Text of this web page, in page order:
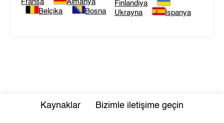
Fransa
Almanya
Belçika
Bosna
Finlandiya
Ukrayna
İspanya
Kaynaklar Bizimle iletişime geçin